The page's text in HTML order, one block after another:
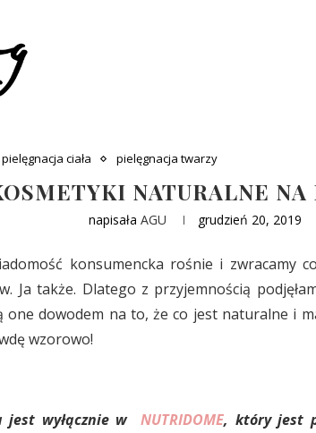
pielęgnacja ciała pielęgnacja twarzy
NATURALNE
napisała AGU grudzień 20, 2019
konsumencka rośnie i zwracamy
Ja także. Dlatego z przyjemnością
one dowodem na to, że co jest naturalne i
wzorowo!
jest wyłącznie wNUTRIDOME, który jest